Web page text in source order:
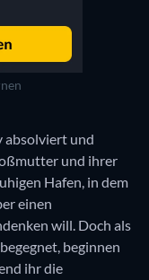
absolviert und
und ihrer
Hafen, in dem
einen
will. Doch als
beginnen
ihr die